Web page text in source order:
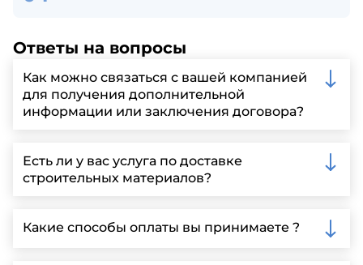
Ответы на вопросы
Как можно связаться с вашей компанией
для получения дополнительной
информации или заключения договора?
запрос через нашу официальную почту или
заполнить форму на нашем сайте для более
детальной информации и организации встречи.
Есть ли у вас услуга по доставке
строительных материалов?
Ленинградской области, у нас собственный
автопарк, для обеспечения быстрой и надежной
Какие способы оплаты вы принимаете ?